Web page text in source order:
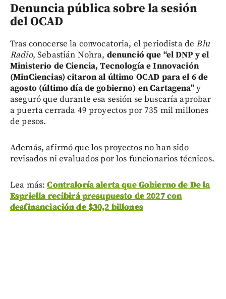
Denuncia pública sobre la sesión
del OCAD
Tras conocerse la convocatoria, el periodista deBlu
Radio, Sebastián Nohra, denunció que “el DNP y el
Ministerio de Ciencia, Tecnología e Innovación
(MinCiencias) citaron al último OCAD para el 6 de
agosto (último día de gobierno) en Cartagena”y
aseguró que durante esa sesión se buscaría aprobar
a puerta cerrada 49 proyectos por 735 mil millones
de pesos.
Además, afirmó que los proyectos no han sido
revisados ni evaluados por los funcionarios técnicos.
Lea más:Contraloría alerta que Gobierno de De la
Espriella recibirá presupuesto de 2027 con
desfinanciación de $30,2 billones